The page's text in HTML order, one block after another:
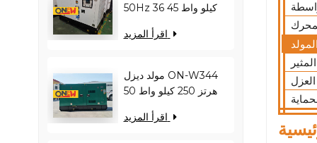
50Hz 36 كيلو واط 45
RICARDO
مولد ديزل ON-W344
50 هرتز 250 كيلو واط
RICARDO WT13B-